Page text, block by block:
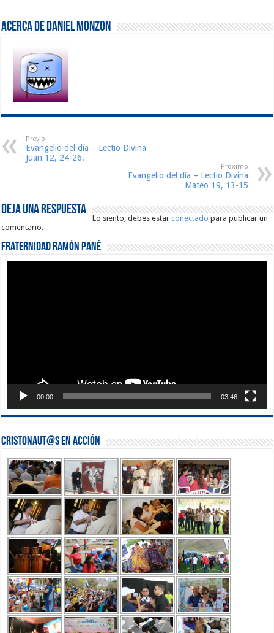
Acerca de Daniel Monzon
Previo
Evangelio del día – Lectio Divina
Juan 12, 24-26.
Proximo
Evangelio del día – Lectio Divina
Mateo 19, 13-15
Deja una respuesta
Lo siento, debes estarconectado para publicar un
comentario.
Fraternidad Ramón Pané
00:00 03:46
Cristonaut@s en Acción